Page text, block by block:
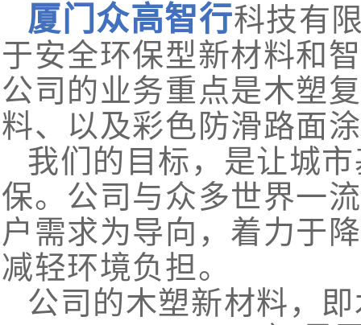
厦门众高智行科技有
于安全环保型新材料和
公司的业务重点是木塑
料、以及彩色防滑路面
我们的目标，是让城
保。公司与众多世界一
户需求为导向，着力于
减轻环境负担。
公司的木塑新材料，